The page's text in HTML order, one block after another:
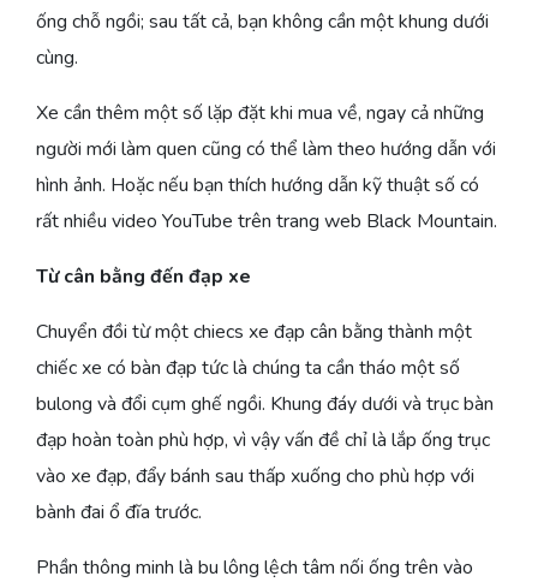
ống chỗ ngồi; sau tất cả, bạn không cần một khung dưới
cùng.
Xe cần thêm một số lặp đặt khi mua về, ngay cả những
người mới làm quen cũng có thể làm theo hướng dẫn với
hình ảnh. Hoặc nếu bạn thích hướng dẫn kỹ thuật số có
rất nhiều video YouTube trên trang web Black Mountain.
Từ cân bằng đến đạp xe
Chuyển đồi từ một chiecs xe đạp cân bằng thành một
chiếc xe có bàn đạp tức là chúng ta cần tháo một số
bulong và đổi cụm ghế ngồi. Khung đáy dưới và trục bàn
đạp hoàn toàn phù hợp, vì vậy vấn đề chỉ là lắp ống trục
vào xe đạp, đẩy bánh sau thấp xuống cho phù hợp với
bành đai ổ đĩa trước.
Phần thông minh là bu lông lệch tâm nối ống trên vào